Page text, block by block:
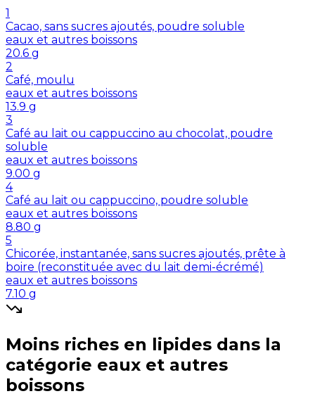
1
Cacao, sans sucres ajoutés, poudre soluble
eaux et autres boissons
20.6 g
2
Café, moulu
eaux et autres boissons
13.9 g
3
Café au lait ou cappuccino au chocolat, poudre
soluble
eaux et autres boissons
9.00 g
4
Café au lait ou cappuccino, poudre soluble
eaux et autres boissons
8.80 g
5
Chicorée, instantanée, sans sucres ajoutés, prête à
boire (reconstituée avec du lait demi-écrémé)
eaux et autres boissons
7.10 g
Moins riches en lipides dans la
catégorie eaux et autres
boissons